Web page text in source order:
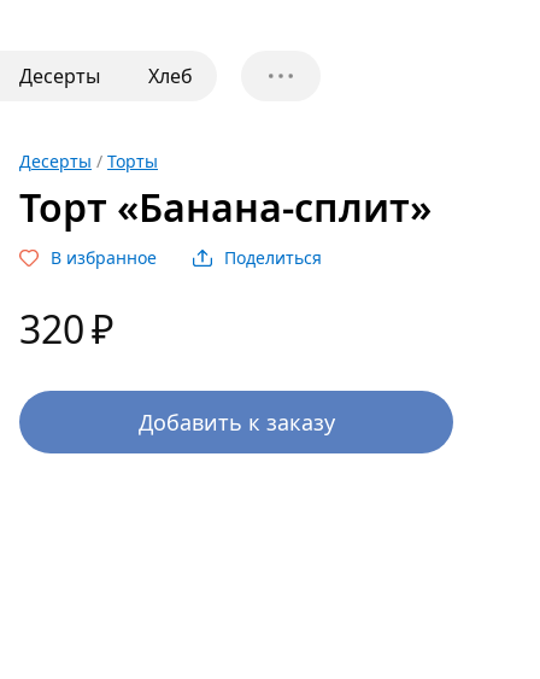
Десерты Хлеб
Десерты / Торты
Торт «Банана-сплит»
В избранное Поделиться
320₽
Добавить к заказу